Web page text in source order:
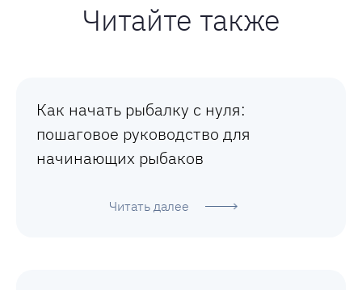
Читайте также
Как начать рыбалку с нуля:
пошаговое руководство для
начинающих рыбаков
Читать далее